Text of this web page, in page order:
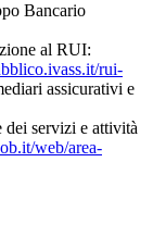
Bancario
al RUI:
rui-
assicurativi e
dei servizi e attività
web/area-